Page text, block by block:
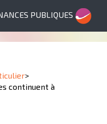
PUBLIQUES
>
continuent à